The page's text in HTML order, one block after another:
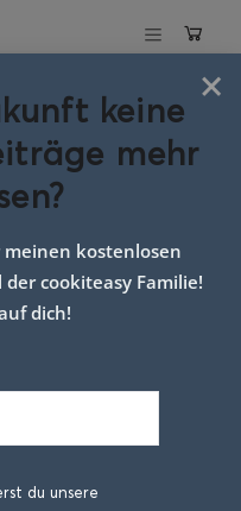
×
keine
mehr
kostenlosen
cookiteasy Familie!
dich!
du unsere